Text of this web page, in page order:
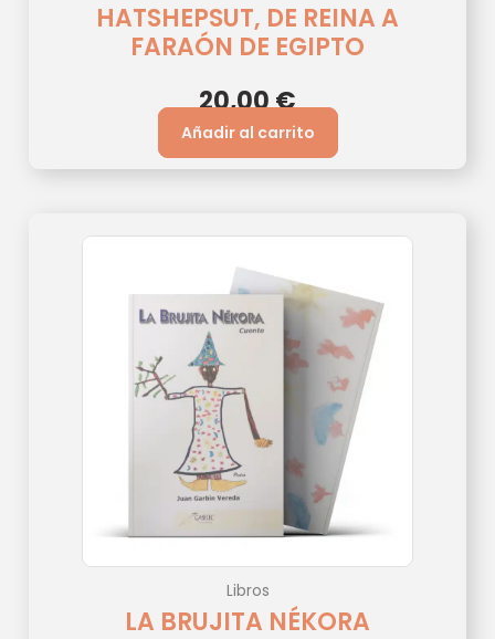
HATSHEPSUT, DE REINA A
FARAÓN DE EGIPTO
20,00€
Añadir al carrito
Libros
LA BRUJITA NÉKORA